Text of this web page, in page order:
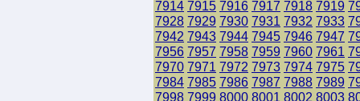
7914 7915 7916 7917 7918 7919
7928 7929 7930 7931 7932 7933
7942 7943 7944 7945 7946 7947
7956 7957 7958 7959 7960 7961
7970 7971 7972 7973 7974 7975
7984 7985 7986 7987 7988 7989
7998 7999 8000 8001 8002 8003